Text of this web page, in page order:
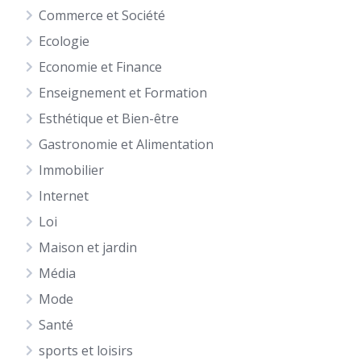
Commerce et Société
Ecologie
Economie et Finance
Enseignement et Formation
Esthétique et Bien-être
Gastronomie et Alimentation
Immobilier
Internet
Loi
Maison et jardin
Média
Mode
Santé
sports et loisirs